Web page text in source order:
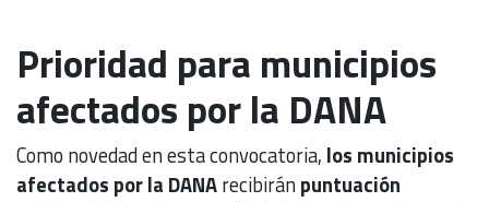
Prioridad para municipios
afectados por la DANA
Como novedad en esta convocatoria, los municipios
afectados por la DANArecibiránpuntuación